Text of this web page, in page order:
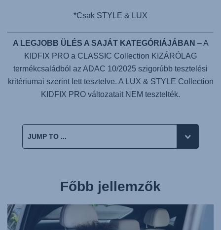
*Csak STYLE & LUX
A LEGJOBB ÜLÉS A SAJÁT KATEGÓRIÁJÁBAN – A
KIDFIX PRO a CLASSIC Collection KIZÁRÓLAG
termékcsaládból az ADAC 10/2025 szigorúbb tesztelési
kritériumai szerint lett tesztelve. A LUX & STYLE Collection
KIDFIX PRO változatait NEM tesztelték.
Főbb jellemzők